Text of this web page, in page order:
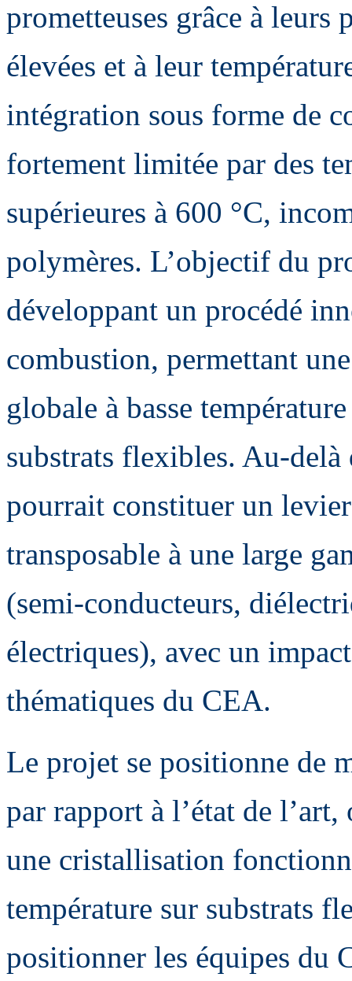
prometteuses grâce à leurs
élevées et à leur
intégration sous forme de
fortement limitée par des
supérieures à 600 °C,
polymères. L’objectif du
développant un procédé
combustion, permettant
globale à basse
substrats flexibles. Au-
pourrait constituer un
transposable à une large
(semi-conducteurs,
électriques), avec un
thématiques du CEA.
Le projet se positionne de
par rapport à l’état de
une cristallisation
température sur substrats
positionner les équipes du